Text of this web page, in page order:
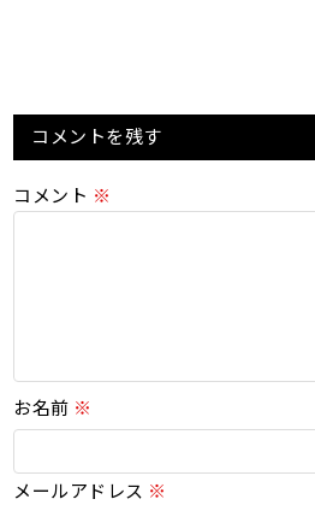
コメントを残す
コメント ※
お名前 ※
メールアドレス ※